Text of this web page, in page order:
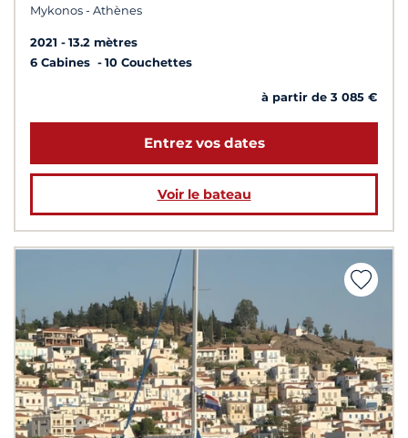
Mykonos - Athènes
2021
13.2 mètres
6 Cabines
10 Couchettes
à partir de 3 085 €
Entrez vos dates
Voir le bateau